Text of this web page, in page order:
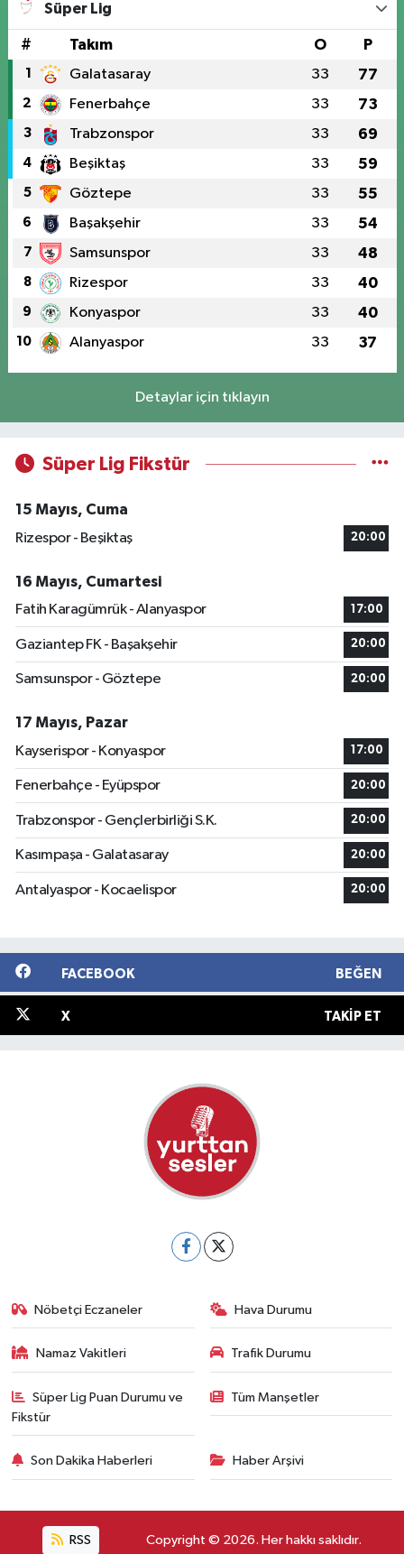
Süper Lig
# Takım O P
1 Galatasaray 33 77
2 Fenerbahçe 33 73
3 Trabzonspor 33 69
4 Beşiktaş 33 59
5 Göztepe 33 55
6 Başakşehir 33 54
7 Samsunspor 33 48
8 Rizespor 33 40
9 Konyaspor 33 40
10 Alanyaspor 33 37
Detaylar için tıklayın
Süper Lig Fikstür
15 Mayıs, Cuma
Rizespor - Beşiktaş
20:00
16 Mayıs, Cumartesi
Fatih Karagümrük - Alanyaspor
17:00
Gaziantep FK - Başakşehir 20:00
Samsunspor - Göztepe 20:00
17 Mayıs, Pazar
Kayserispor - Konyaspor
17:00
Fenerbahçe - Eyüpspor 20:00
Trabzonspor - Gençlerbirliği S.K. 20:00
Kasımpaşa - Galatasaray 20:00
Antalyaspor - Kocaelispor 20:00
FACEBOOK BEĞEN
X TAKIP ET
Nöbetçi Eczaneler Hava Durumu
Namaz Vakitleri Trafik Durumu
Süper Lig Puan Durumu ve
Fikstür
Tüm Manşetler
Son Dakika Haberleri Haber Arşivi
RSS Copyright © 2026. Her hakkı saklıdır.